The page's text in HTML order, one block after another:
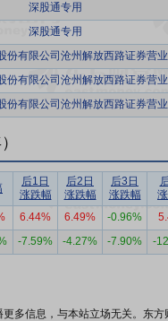
深股通专用
深股通专用
份有限公司沧州解放西路证券营
份有限公司沧州解放西路证券营
份有限公司沧州解放西路证券营
后1日
涨跌幅
后2日
涨跌幅
后3日
涨跌幅
6.44% 6.49% -0.96%
-7.59% -4.27% -7.90% -
多信息，与本站立场无关。东